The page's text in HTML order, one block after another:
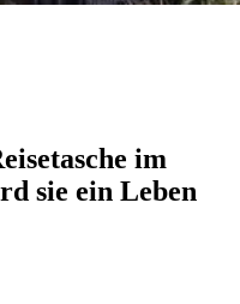
im
sie ein Leben